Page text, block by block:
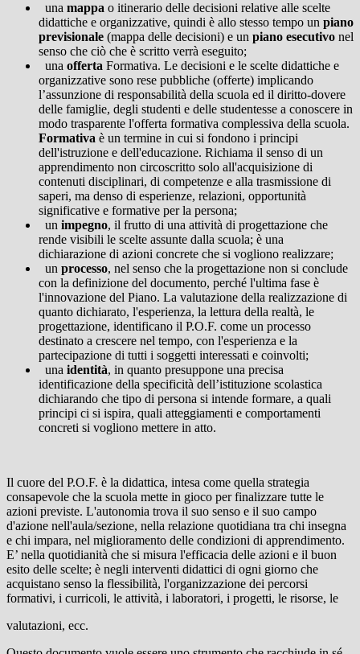
una mappa o itinerario delle decisioni relative alle scelte
didattiche e organizzative, quindi è allo stesso tempo un piano
previsionale (mappa delle decisioni) e un piano esecutivo nel
senso che ciò che è scritto verrà eseguito;
una offerta Formativa. Le decisioni e le scelte didattiche e
organizzative sono rese pubbliche (offerte) implicando
l’assunzione di responsabilità della scuola ed il diritto-dovere
delle famiglie, degli studenti e delle studentesse a conoscere in
modo trasparente l'offerta formativa complessiva della scuola.
Formativa è un termine in cui si fondono i principi
dell'istruzione e dell'educazione. Richiama il senso di un
apprendimento non circoscritto solo all'acquisizione di
contenuti disciplinari, di competenze e alla trasmissione di
saperi, ma denso di esperienze, relazioni, opportunità
significative e formative per la persona;
un impegno, il frutto di una attività di progettazione che
rende visibili le scelte assunte dalla scuola; è una
dichiarazione di azioni concrete che si vogliono realizzare;
un processo, nel senso che la progettazione non si conclude
con la definizione del documento, perché l'ultima fase è
l'innovazione del Piano. La valutazione della realizzazione di
quanto dichiarato, l'esperienza, la lettura della realtà, le
progettazione, identificano il P.O.F. come un processo
destinato a crescere nel tempo, con l'esperienza e la
partecipazione di tutti i soggetti interessati e coinvolti;
una identità, in quanto presuppone una precisa
identificazione della specificità dell’istituzione scolastica
dichiarando che tipo di persona si intende formare, a quali
principi ci si ispira, quali atteggiamenti e comportamenti
concreti si vogliono mettere in atto.
Il cuore del P.O.F. è la didattica, intesa come quella strategia
consapevole che la scuola mette in gioco per finalizzare tutte le
azioni previste. L'autonomia trova il suo senso e il suo campo
d'azione nell'aula/sezione, nella relazione quotidiana tra chi insegna
e chi impara, nel miglioramento delle condizioni di apprendimento.
E’ nella quotidianità che si misura l'efficacia delle azioni e il buon
esito delle scelte; è negli interventi didattici di ogni giorno che
acquistano senso la flessibilità, l'organizzazione dei percorsi
formativi, i curricoli, le attività, i laboratori, i progetti, le risorse, le
valutazioni, ecc.